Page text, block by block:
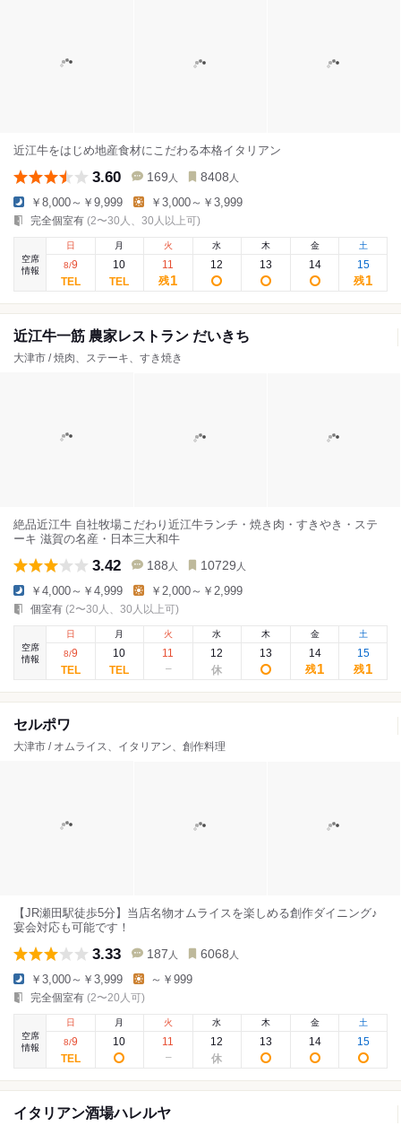
近江牛をはじめ地産食材にこだわる本格イタリアン
3.60 169 人 8408 人
￥8,000～￥9,999 ￥3,000～￥3,999
完全個室有 (2〜30人、30人以上可)
空席
情報
日
8/9
月
10
火
11
残1
水
12
木
13
金
14
土
15
残1
近江牛一筋 農家レストラン だいきち
大津市 / 焼肉、ステーキ、すき焼き
絶品近江牛 自社牧場こだわり近江牛ランチ・焼き肉・すきやき・ステ
ーキ 滋賀の名産・日本三大和牛
3.42 188 人 10729 人
￥4,000～￥4,999 ￥2,000～￥2,999
個室有 (2〜30人、30人以上可)
空席
情報
日
8/9
月
10
火
11
水
12
木
13
金
14
残1
土
15
残1
セルポワ
大津市 / オムライス、イタリアン、創作料理
【JR瀬田駅徒歩5分】当店名物オムライスを楽しめる創作ダイニング♪
宴会対応も可能です！
3.33 187 人 6068 人
￥3,000～￥3,999 ～￥999
完全個室有 (2〜20人可)
空席
情報
日
8/9
月
10
火
11
水
12
木
13
金
14
土
15
イタリアン酒場ハレルヤ